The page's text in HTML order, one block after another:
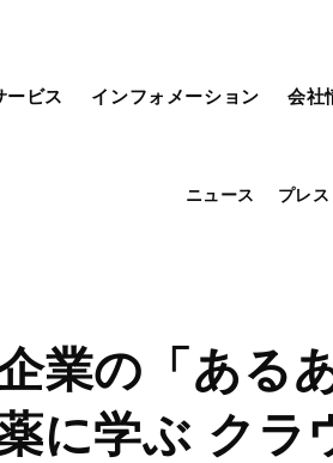
ービス インフォメーション 会社
ニュース プレ
業の「ある
に学ぶ ク